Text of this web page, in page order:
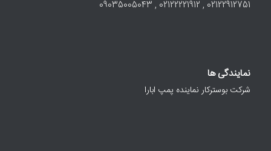
02122912751 , 02122221912 , 09035005043
نمایندگی ها
شرکت بوسترکار نماینده پمپ ابارا